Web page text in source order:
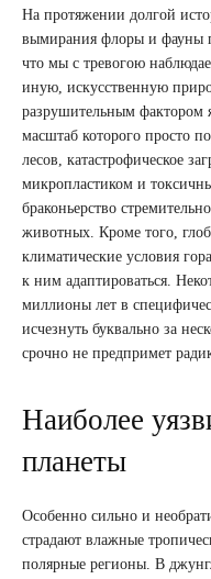
На протяжении долгой
вымирания флоры и фауны
что мы с тревогою
иную, искусственную
разрушительным фактором
масштаб которого просто
лесов, катастрофическое
микропластиком и
браконьерство
животных. Кроме того,
климатические условия
к ним адаптироваться.
миллионы лет в
исчезнуть буквально за
срочно не предпримет
Наиболее
планеты
Особенно сильно и
страдают влажные
полярные регионы. В